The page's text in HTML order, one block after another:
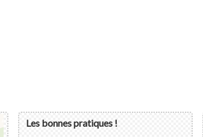
Les bonnes pratiques !